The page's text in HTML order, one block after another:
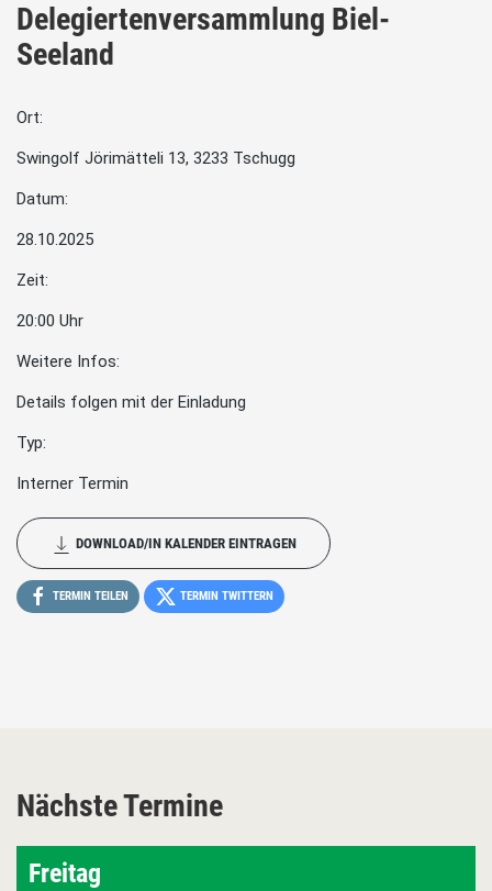
Delegiertenversammlung Biel-
Seeland
Ort:
Swingolf Jörimätteli 13, 3233 Tschugg
Datum:
28.10.2025
Zeit:
20:00 Uhr
Weitere Infos:
Details folgen mit der Einladung
Typ:
Interner Termin
DOWNLOAD/IN KALENDER EINTRAGEN
TERMIN TEILEN TERMIN TWITTERN
Nächste Termine
Freitag